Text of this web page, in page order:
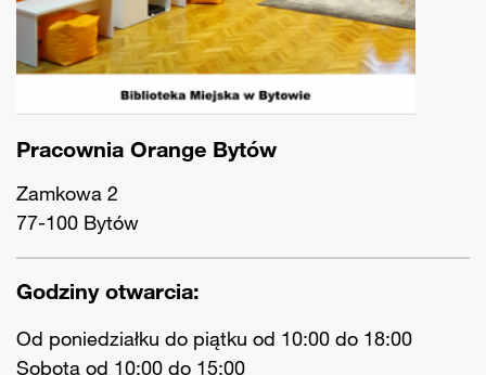
Pracownia Orange Bytów
Zamkowa 2
77-100 Bytów
Godziny otwarcia:
Od poniedziałku do piątku od 10:00 do 18:00
Sobota od 10:00 do 15:00